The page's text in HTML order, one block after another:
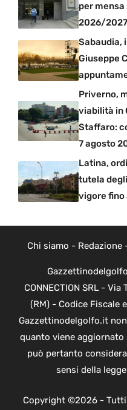
per
2026/2027
Sabaudia,
Giuseppe
Priverno,
viabilità in
Staffaro:
7 agosto
Latina,
tutela
vigore fino
Chi siamo - Redazione
CONNECTION SRL -
(RM) - Codice Fiscale
Gazzettinodelgolfo.it
quanto viene aggiornato
può pertanto
sensi della
Copyright ©2026 -